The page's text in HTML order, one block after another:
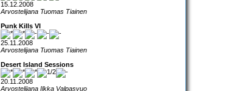
15.12.2008
Arvostelijana Tuomas Tiainen
Punk Kills VI
25.11.2008
Arvostelijana Tuomas Tiainen
Desert Island Sessions
20.11.2008
Arvostelijana Ilkka Valpasvuo